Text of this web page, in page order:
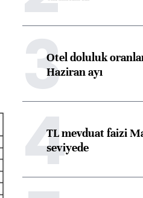
3Otel doluluk
Haziran ayı
4TL mevduat faizi
seviyede